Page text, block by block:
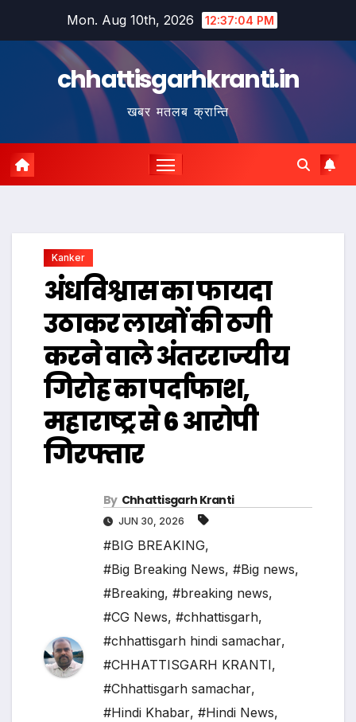
Mon. Aug 10th, 2026 12:37:05 PM
chhattisgarhkranti.in
खबर मतलब क्रान्ति
Kanker
अंधविश्वास का फायदा
उठाकर लाखों की ठगी
करने वाले अंतरराज्यीय
गिरोह का पर्दाफाश,
महाराष्ट्र से 6 आरोपी
गिरफ्तार
By Chhattisgarh Kranti
JUN 30, 2026
#BIG BREAKING,
#Big Breaking News, #Big news,
#Breaking, #breaking news,
#CG News, #chhattisgarh,
#chhattisgarh hindi samachar,
#CHHATTISGARH KRANTI,
#Chhattisgarh samachar,
#Hindi Khabar, #Hindi News,